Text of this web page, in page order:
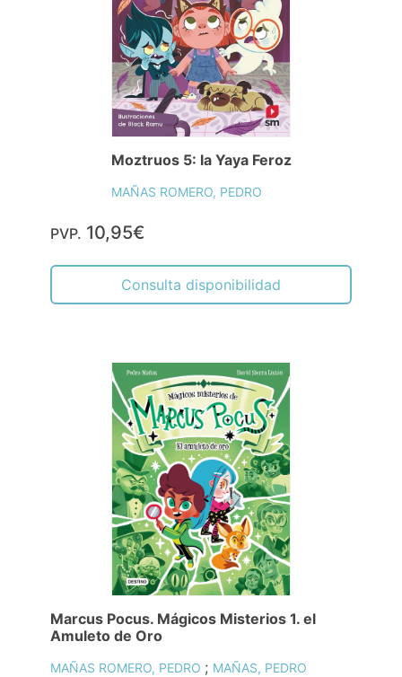
Moztruos 5: la Yaya Feroz
MAÑAS ROMERO, PEDRO
PVP. 10,95€
Consulta disponibilidad
Marcus Pocus. Mágicos Misterios 1. el
Amuleto de Oro
MAÑAS ROMERO, PEDRO ; MAÑAS, PEDRO